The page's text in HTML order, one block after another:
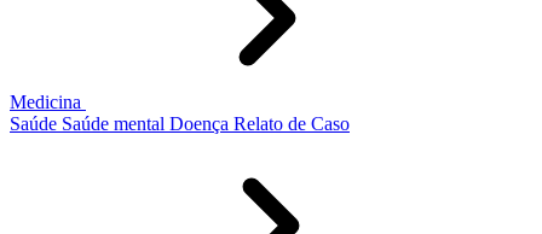
Medicina
Saúde Saúde mental Doença Relato de Caso